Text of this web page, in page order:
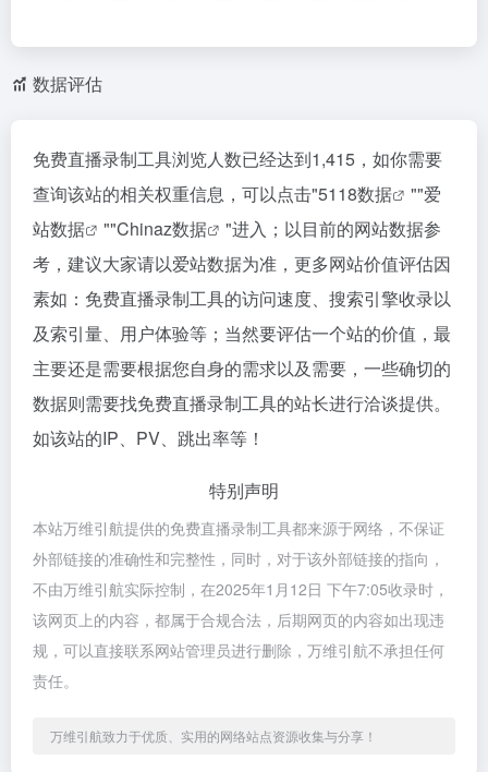
数据评估
免费直播录制工具浏览人数已经达到1,415，如你需要
查询该站的相关权重信息，可以点击"5118数据 ""爱
站数据
""Chinaz数据
"进入；以目前的网站数据参
考，建议大家请以爱站数据为准，更多网站价值评估因
素如：免费直播录制工具的访问速度、搜索引擎收录以
及索引量、用户体验等；当然要评估一个站的价值，最
主要还是需要根据您自身的需求以及需要，一些确切的
数据则需要找免费直播录制工具的站长进行洽谈提供。
如该站的IP、PV、跳出率等！
特别声明
本站万维引航提供的免费直播录制工具都来源于网络，不保证
外部链接的准确性和完整性，同时，对于该外部链接的指向，
不由万维引航实际控制，在2025年1月12日 下午7:05收录时，
该网页上的内容，都属于合规合法，后期网页的内容如出现违
规，可以直接联系网站管理员进行删除，万维引航不承担任何
责任。
万维引航致力于优质、实用的网络站点资源收集与分享！